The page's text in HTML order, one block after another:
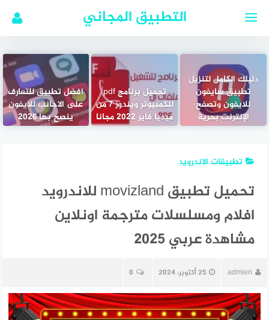
التطبيق المجاني
دليلك الكامل لتنزيل
تطبيق سايفون
للايفون وتصفح
الإنترنت بحرية
تحميل برنامج pdf
للكمبيوتر ويندوز 7 من
ميديا فاير 2022 مجانا
افضل تطبيق للتعارف
على الاجانب للايفون
ينصح بها 2026
تطبيقات الاندرويد
تحميل تطبيق movizland للاندرويد
افلام ومسلسلات مترجمة اونلاين
مشاهدة عربي 2025
admien 25 أكتوبر، 2024 0